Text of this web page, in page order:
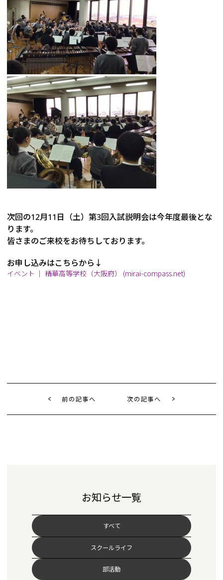
次回の12月11日（土）第3回入試説明会は今年度最後とな
ります。
皆さまのご来校をお待ちしております。
お申し込みはこちらから↓
イベント ｜ 精華高等学校（大阪府） (mirai-compass.net)
前の記事へ 次の記事へ
お知らせ一覧
すべて
スクールライフ
部活動